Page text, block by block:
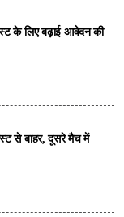
के लिए बढ़ाई आवेदन की
से बाहर, दूसरे मैच में